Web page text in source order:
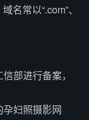
名常以“.com”、
部进行备案，
妇照摄影网